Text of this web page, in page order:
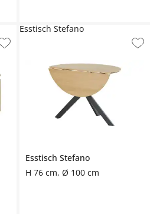
Esstisch Stefano
H 76 cm, Ø 100 cm
Esstisch Stefano